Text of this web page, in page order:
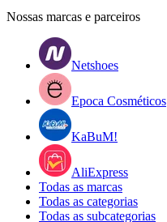
Nossas marcas e parceiros
Netshoes
Epoca Cosméticos
KaBuM!
AliExpress
Todas as marcas
Todas as categorias
Todas as subcategorias